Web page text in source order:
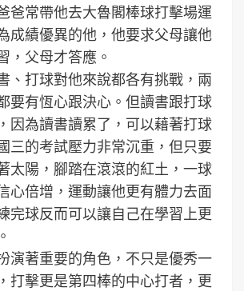
爸常帶他去大魯閣棒球打擊場運
成績優異的他，他要求父母讓他
，父母才答應。
、打球對他來說都各有挑戰，兩
要有恆心跟決心。但讀書跟打球
因為讀書讀累了，可以藉著打球
三的考試壓力非常沉重，但只要
太陽，腳踏在滾滾的紅土，一球
心倍增，運動讓他更有體力去面
完球反而可以讓自己在學習上更
演著重要的角色，不只是優秀一
打擊更是第四棒的中心打者，更